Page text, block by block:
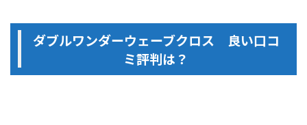
ダブルワンダーウェーブクロス 良い口コ
ミ評判は？